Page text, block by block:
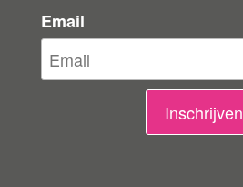
Email
Inschrijven